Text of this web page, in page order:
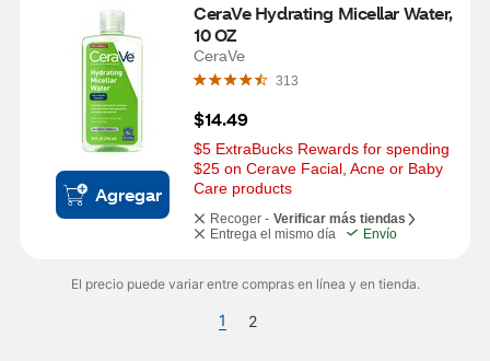
Agregar
CeraVe Hydrating Micellar Water,
10 OZ
CeraVe
313
$14.49
$5 ExtraBucks Rewards for spending
$25 on Cerave Facial, Acne or Baby
Care products
Recoger - Verificar más tiendas
Entrega el mismo día
Envío
El precio puede variar entre compras en línea y en tienda.
1 2